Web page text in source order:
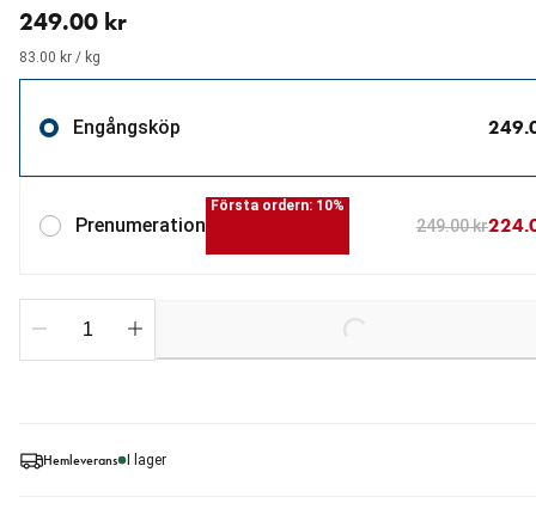
Hemleverans I lager
249.00 kr
83.00 kr / kg
Engångsköp
Prenumeration
Första ordern: 10%
249.00 kr
Loading...